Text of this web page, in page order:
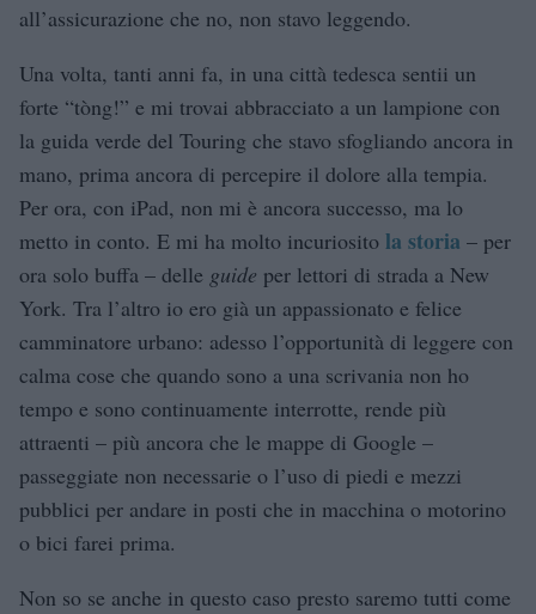
all’assicurazione che no, non stavo leggendo.
Una volta, tanti anni fa, in una città tedesca sentii un
forte “tòng!” e mi trovai abbracciato a un lampione con
la guida verde del Touring che stavo sfogliando ancora in
mano, prima ancora di percepire il dolore alla tempia.
Per ora, con iPad, non mi è ancora successo, ma lo
metto in conto. E mi ha molto incuriosito la storia – per
ora solo buffa – delle guide per lettori di strada a New
York. Tra l’altro io ero già un appassionato e felice
camminatore urbano: adesso l’opportunità di leggere con
calma cose che quando sono a una scrivania non ho
tempo e sono continuamente interrotte, rende più
attraenti – più ancora che le mappe di Google –
passeggiate non necessarie o l’uso di piedi e mezzi
pubblici per andare in posti che in macchina o motorino
o bici farei prima.
Non so se anche in questo caso presto saremo tutti come